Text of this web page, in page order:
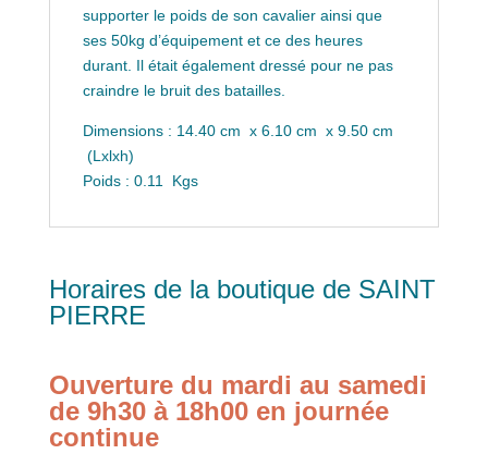
supporter le poids de son cavalier ainsi que
ses 50kg d’équipement et ce des heures
durant. Il était également dressé pour ne pas
craindre le bruit des batailles.
Dimensions : 14.40 cm x 6.10 cm x 9.50 cm
(Lxlxh)
Poids : 0.11 Kgs
Horaires de la boutique de SAINT
PIERRE
Ouverture du mardi au samedi
de 9h30 à 18h00 en journée
continue